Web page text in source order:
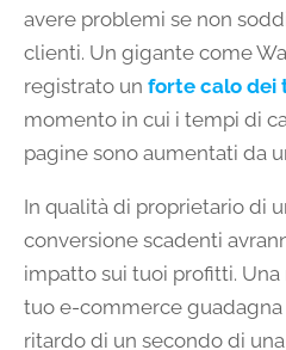
avere problemi se non
clienti. Un gigante come
registrato un forte calo dei
momento in cui i tempi di
pagine sono aumentati da
In qualità di proprietario di
conversione scadenti
impatto sui tuoi profitti.
tuo e-commerce guadagna
ritardo di un secondo di